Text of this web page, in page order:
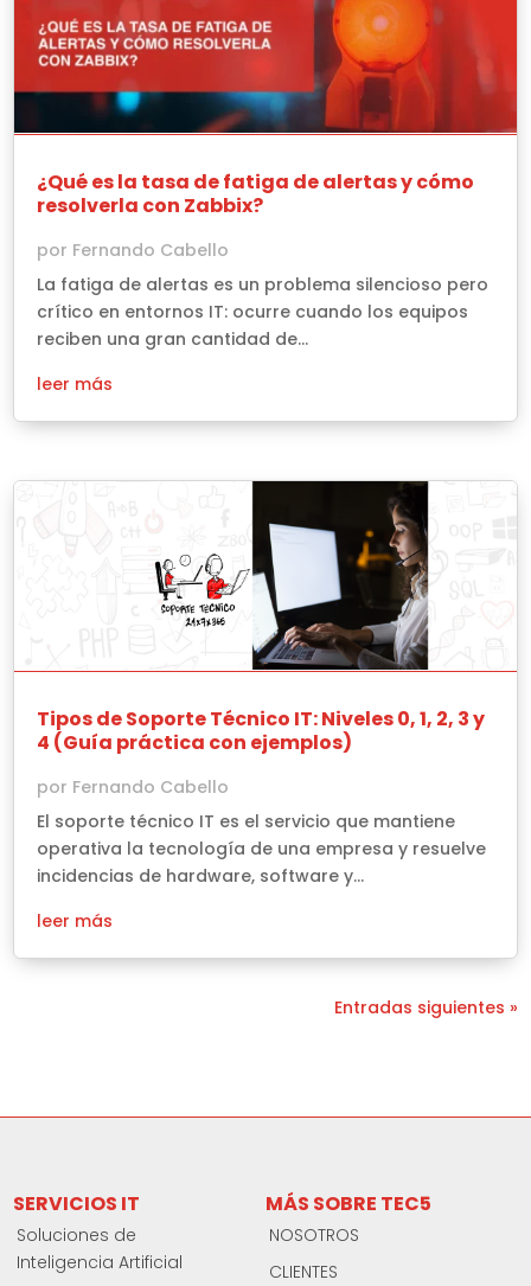
¿Qué es la tasa de fatiga de alertas y cómo
resolverla con Zabbix?
por Fernando Cabello
La fatiga de alertas es un problema silencioso pero
crítico en entornos IT: ocurre cuando los equipos
reciben una gran cantidad de...
leer más
Tipos de Soporte Técnico IT: Niveles 0, 1, 2, 3 y
4 (Guía práctica con ejemplos)
por Fernando Cabello
El soporte técnico IT es el servicio que mantiene
operativa la tecnología de una empresa y resuelve
incidencias de hardware, software y...
leer más
Entradas siguientes »
SERVICIOS IT
Soluciones de
Inteligencia Artificial
MÁS SOBRE TEC5
NOSOTROS
CLIENTES